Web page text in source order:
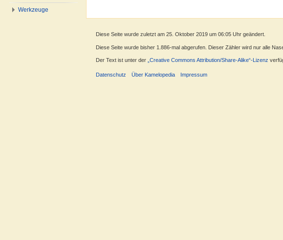
Werkzeuge
Diese Seite wurde zuletzt am 25. Oktober 2019 um 06:05 Uhr geändert.
Diese Seite wurde bisher 1.886-mal abgerufen. Dieser Zähler wird nur alle
Der Text ist unter der „Creative Commons Attribution/Share-Alike“-Lizenz
Datenschutz Über Kamelopedia Impressum